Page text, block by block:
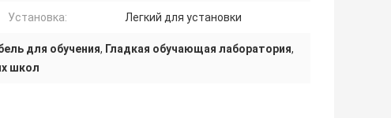
Установка: Легкий для установки
для обучения, Гладкая обучающая лаборатория,
школ